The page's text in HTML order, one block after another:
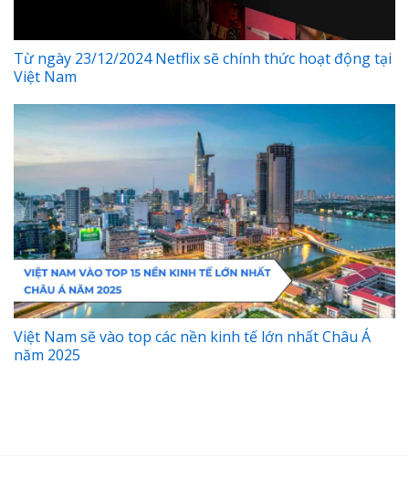
Từ ngày 23/12/2024 Netflix sẽ chính thức hoạt động tại
Việt Nam
Việt Nam sẽ vào top các nền kinh tế lớn nhất Châu Á
năm 2025